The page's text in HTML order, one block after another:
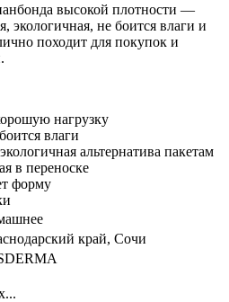
высокой плотности —
экологичная, не боится влаги и
походит для покупок и
нагрузку
влаги
альтернатива пакетам
в переноске
форму
край, Сочи